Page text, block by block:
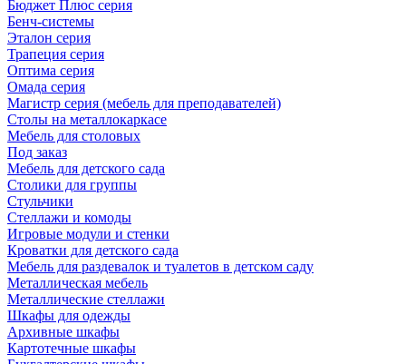
Бюджет Плюс серия
Бенч-системы
Эталон серия
Трапеция серия
Оптима серия
Омада серия
Магистр серия (мебель для преподавателей)
Столы на металлокаркасе
Мебель для столовых
Под заказ
Мебель для детского сада
Столики для группы
Стульчики
Стеллажи и комоды
Игровые модули и стенки
Кроватки для детского сада
Мебель для раздевалок и туалетов в детском саду
Металлическая мебель
Металлические стеллажи
Шкафы для одежды
Архивные шкафы
Картотечные шкафы